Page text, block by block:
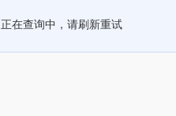
正在查询中，请刷新重试